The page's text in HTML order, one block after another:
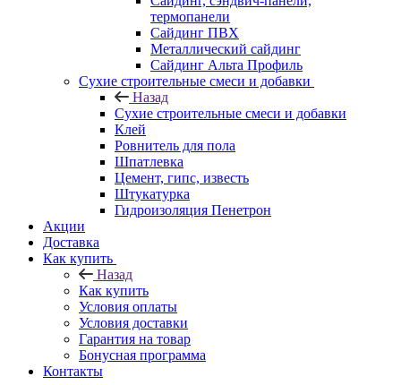
термопанели
Сайдинг ПВХ
Металлический сайдинг
Сайдинг Альта Профиль
Сухие строительные смеси и добавки
Назад
Сухие строительные смеси и добавки
Клей
Ровнитель для пола
Шпатлевка
Цемент, гипс, известь
Штукатурка
Гидроизоляция Пенетрон
Акции
Доставка
Как купить
Назад
Как купить
Условия оплаты
Условия доставки
Гарантия на товар
Бонусная программа
Контакты